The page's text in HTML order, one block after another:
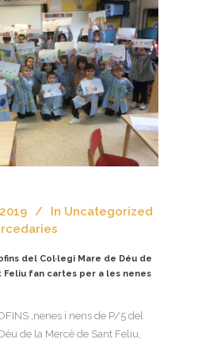
In Uncategorized
del Col·legi Mare de Déu de
Feliu fan cartes per a les nenes
,nenes i nens de P/5 del
de la Mercè de Sant Feliu,